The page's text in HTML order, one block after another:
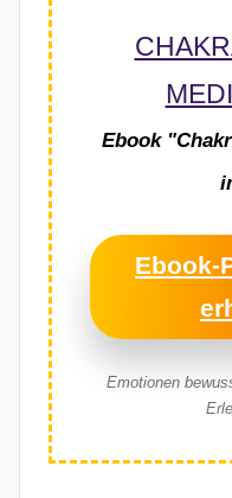
Ebook
Ebook-
Emotionen